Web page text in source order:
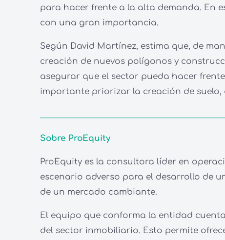
para hacer frente a la alta demanda. En
con una gran importancia.
Según David Martínez, estima que, de
creación de nuevos polígonos y
asegurar que el sector pueda hacer
importante priorizar la creación de suelo,
Sobre ProEquity
ProEquity es la consultora líder en
escenario adverso para el desarrollo de
de un mercado cambiante.
El equipo que conforma la entidad
del sector inmobiliario. Esto permite